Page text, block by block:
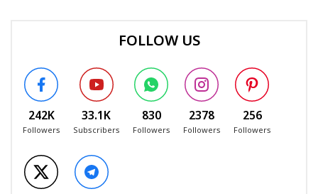
FOLLOW US
242K
Followers
33.1K
Subscribers
830
Followers
2378
Followers
256
Followers